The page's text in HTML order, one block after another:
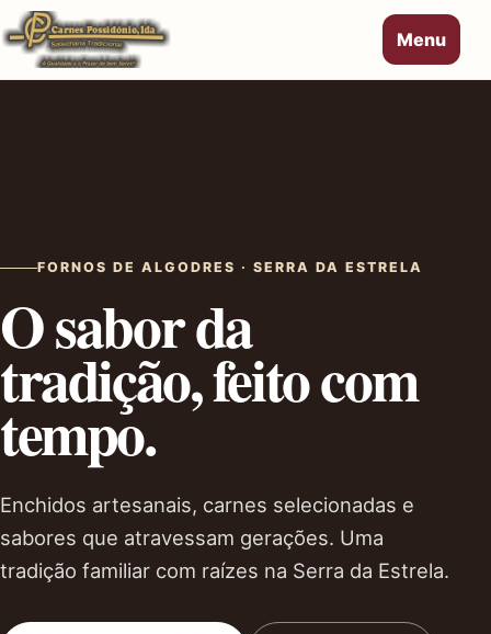
Menu
FORNOS DE ALGODRES · SERRA DA ESTRELA
O sabor da
tradição, feito com
tempo.
Enchidos artesanais, carnes selecionadas e
sabores que atravessam gerações. Uma
tradição familiar com raízes na Serra da Estrela.